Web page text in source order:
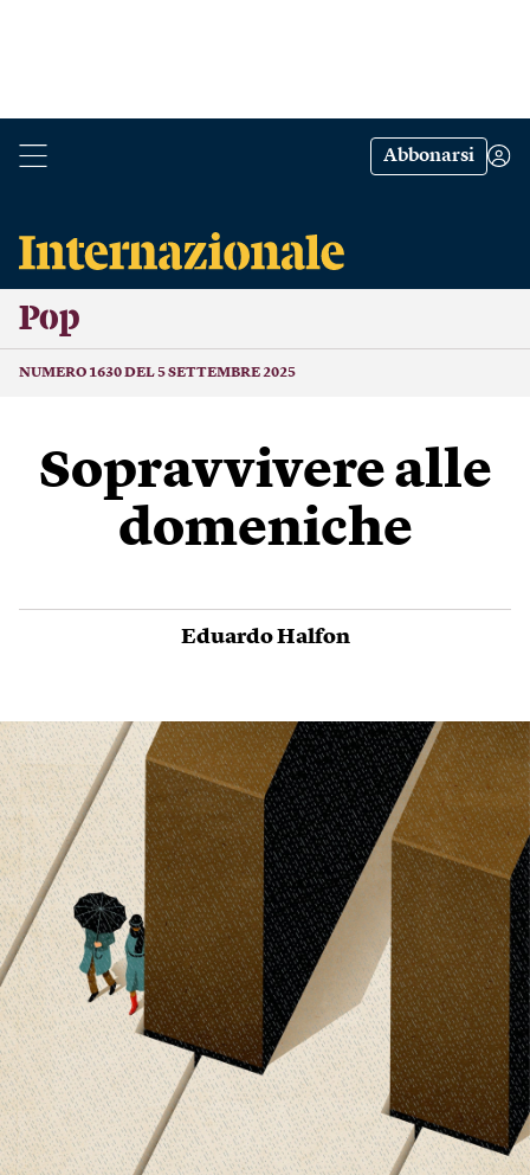
Abbonarsi
Pop
NUMERO 1630 DEL 5 SETTEMBRE 2025
Sopravvivere alle
domeniche
Eduardo Halfon